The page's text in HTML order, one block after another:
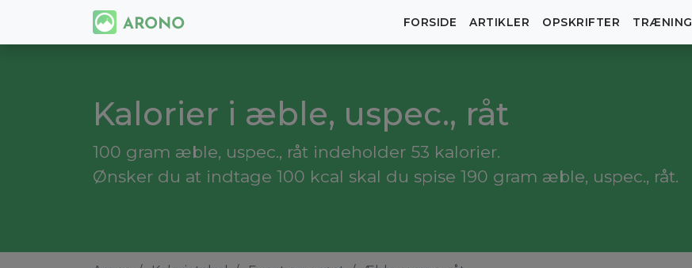
FORSIDE ARTIKLER OPSKRIFTER TRÆNING
Kalorier i æble, uspec., råt
100 gram æble, uspec., råt indeholder 53 kalorier.
Ønsker du at indtage 100 kcal skal du spise 190 gram æble, uspec., råt.